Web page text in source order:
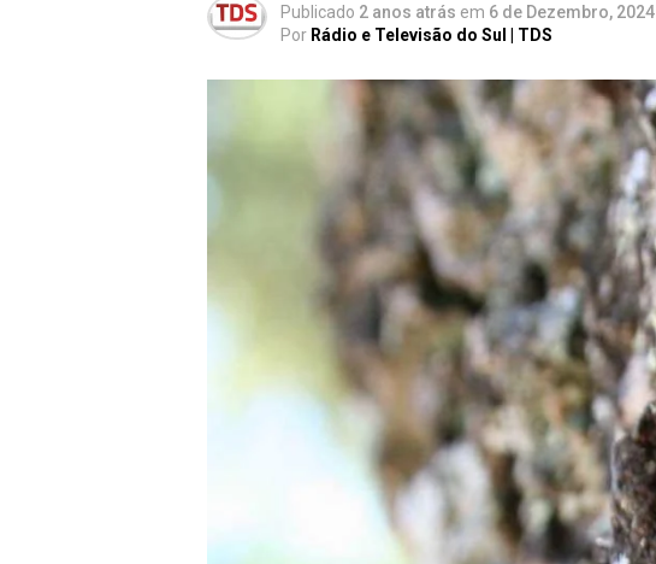
Publicado 2 anos atrás em 6 de Dezembro, 2024
Por Rádio e Televisão do Sul | TDS